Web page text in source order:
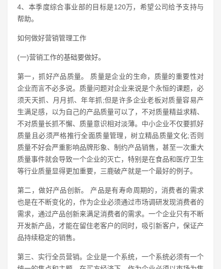
4、本季度综合事业部的目标是120万，希望公司给予支持与
帮助。
如何做好营销管理工作
(一)营销工作的基础要做好。
第一，抓好产品质量。 质量是企业的生命，质量的重要性对
企业而言不必多说。质量问题对企业来说是个永恒的课题，必
须天天抓、月月抓、年年抓;但是许多企业老板对质量容易产
生满足感，以为自己的产品质量可以了，不对质量精益求精、
不对质量长抓不懈、质量意识相对淡薄。中小企业不仅要抓好
质量且必须严格推行全面质量管理，树立精品质量文化;否则
质量不好会严重影响品牌形象、制约产品销售，甚至一次重大
质量事件就会导致一个企业的灭亡，特别是在食品和医疗卫生
等行业质量显得更加重要，三鹿破产就是一个最好的例子。
第二，做好产品创新。 产品是有寿命周期的，消费者的需求
也是在不断变化的，作为企业必须通过市场调研发现消费者的
需求，通过产品创新来满足消费者的需求。一个企业只有不断
开发新产品，才能在留住老客户的同时，吸引新客户，保证产
品持续稳定的销售。
第三、实行全员营销。企业是一个系统，一个系统必须有一个